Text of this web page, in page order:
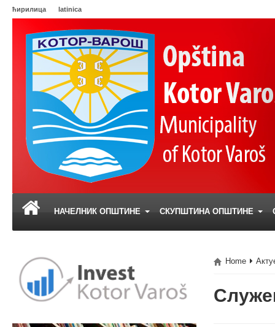
ћирилица latinica
НАЧЕЛНИК ОПШТИНЕ СКУПШТИНА ОПШТИНЕ
Home